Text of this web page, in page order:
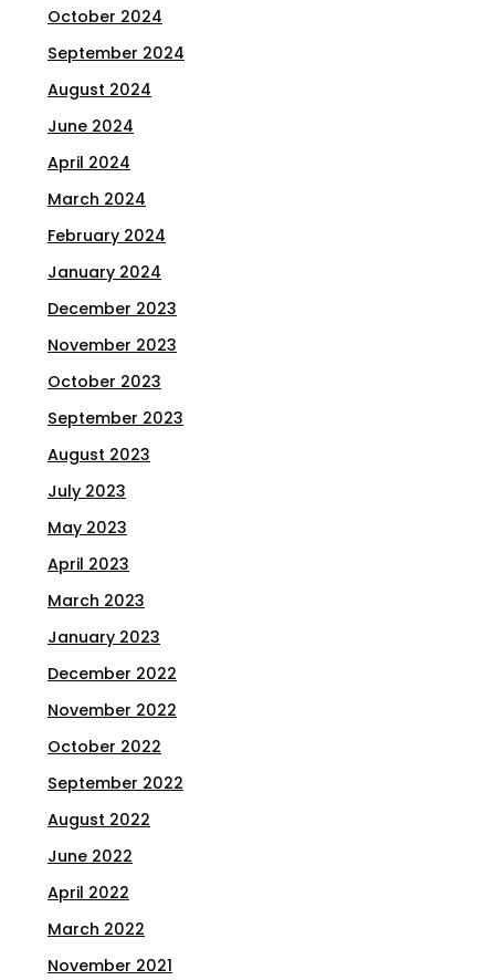
October 2024
September 2024
August 2024
June 2024
April 2024
March 2024
February 2024
January 2024
December 2023
November 2023
October 2023
September 2023
August 2023
July 2023
May 2023
April 2023
March 2023
January 2023
December 2022
November 2022
October 2022
September 2022
August 2022
June 2022
April 2022
March 2022
November 2021